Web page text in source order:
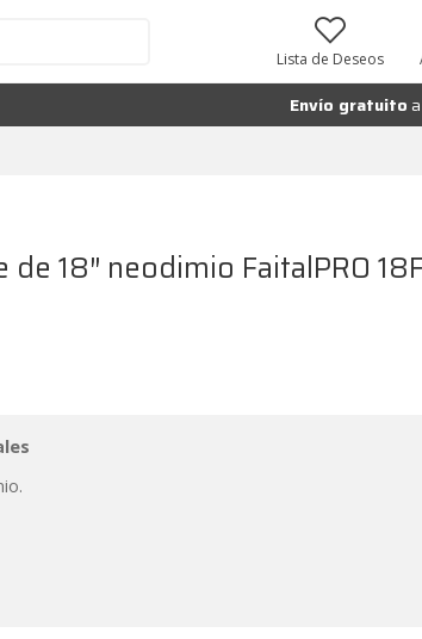
Lista de Deseos
Envío gratuito
18″ neodimio FaitalPRO